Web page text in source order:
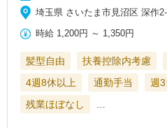
埼玉県 さいたま市見沼区 深作
時給 1,200円 ～ 1,350円
髪型自由 扶養控除内考慮
4週8休以上
通勤手当 週
残業ほぼなし